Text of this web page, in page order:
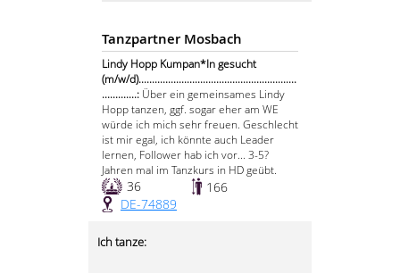
Tanzpartner Mosbach
Lindy Hopp Kumpan*In gesucht
(m/w/d)...........................................................
.............: Über ein gemeinsames Lindy
Hopp tanzen, ggf. sogar eher am WE
würde ich mich sehr freuen. Geschlecht
ist mir egal, ich könnte auch Leader
lernen, Follower hab ich vor... 3-5?
Jahren mal im Tanzkurs in HD geübt.
36
166
DE-74889
Ich tanze: